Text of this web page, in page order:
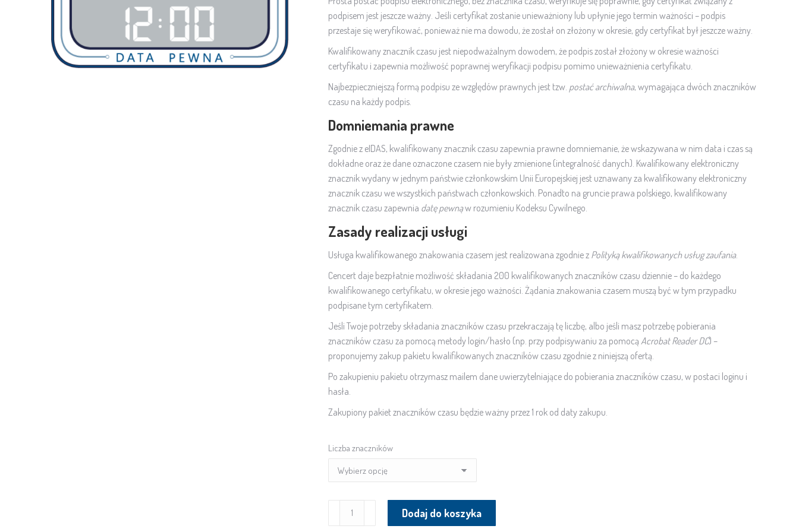
podpisem jest jeszcze ważny. Jeśli certyfikat zostanie unieważniony lub upłynie jego termin ważności – podpis
przestaje się weryfikować, ponieważ nie ma dowodu, że został on złożony w okresie, gdy certyfikat był jeszcze ważny.
Kwalifikowany znacznik czasu jest niepodważalnym dowodem, że podpis został złożony w okresie ważności
certyfikatu i zapewnia możliwość poprawnej weryfikacji podpisu pomimo unieważnienia certyfikatu.
Najbezpieczniejszą formą podpisu ze względów prawnych jest tzw. postać archiwalna, wymagająca dwóch znaczników
czasu na każdy podpis.
Domniemania prawne
Zgodnie z eIDAS, kwalifikowany znacznik czasu zapewnia prawne domniemanie, że wskazywana w nim data i czas są
dokładne oraz że dane oznaczone czasem nie były zmienione (integralność danych). Kwalifikowany elektroniczny
znacznik wydany w jednym państwie członkowskim Unii Europejskiej jest uznawany za kwalifikowany elektroniczny
znacznik czasu we wszystkich państwach członkowskich. Ponadto na gruncie prawa polskiego, kwalifikowany
znacznik czasu zapewnia datę pewnąw rozumieniu Kodeksu Cywilnego.
Zasady realizacji usługi
Usługa kwalifikowanego znakowania czasem jest realizowana zgodnie z Polityką kwalifikowanych usług zaufania.
Cencert daje bezpłatnie możliwość składania 200 kwalifikowanych znaczników czasu dziennie – do każdego
kwalifikowanego certyfikatu, w okresie jego ważności. Żądania znakowania czasem muszą być w tym przypadku
podpisane tym certyfikatem.
Jeśli Twoje potrzeby składania znaczników czasu przekraczają tę liczbę, albo jeśli masz potrzebę pobierania
znaczników czasu za pomocą metody login/hasło (np. przy podpisywaniu za pomocą Acrobat Reader DC) –
proponujemy zakup pakietu kwalifikowanych znaczników czasu zgodnie z niniejszą ofertą.
Po zakupieniu pakietu otrzymasz mailem dane uwierzytelniające do pobierania znaczników czasu, w postaci loginu i
hasła.
Zakupiony pakiet znaczników czasu będzie ważny przez 1 rok od daty zakupu.
Liczba znaczników
Dodaj do koszyka